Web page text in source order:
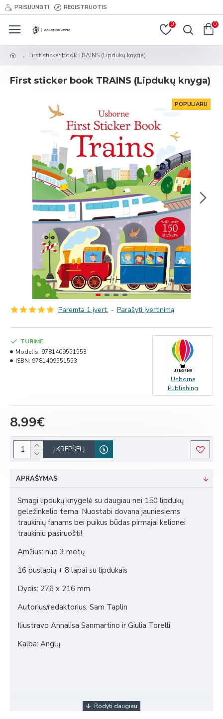
PRISIJUNGTI REGISTRUOTIS
0 0
First sticker book TRAINS (Lipdukų knyga)
First sticker book TRAINS (Lipdukų knyga)
POPULIARU
Paremta 1 įvert. - Parašyti įvertinimą
8.99€
TURIME
Modelis: 9781409551553
ISBN: 9781409551553
Usborne
Publishing
Į KREPŠELĮ
APRAŠYMAS
Smagi lipdukų knygelė su daugiau nei 150 lipdukų
geležinkelio tema. Nuostabi dovana jauniesiems
traukinių fanams bei puikus būdas pirmajai kelionei
traukiniu pasiruošti!
Amžius: nuo 3 metų
16 puslapių + 8 lapai su lipdukais
Dydis: 276 x 216 mm
Autorius/redaktorius: Sam Taplin
Iliustravo Annalisa Sanmartino ir Giulia Torelli
Kalba: Anglų